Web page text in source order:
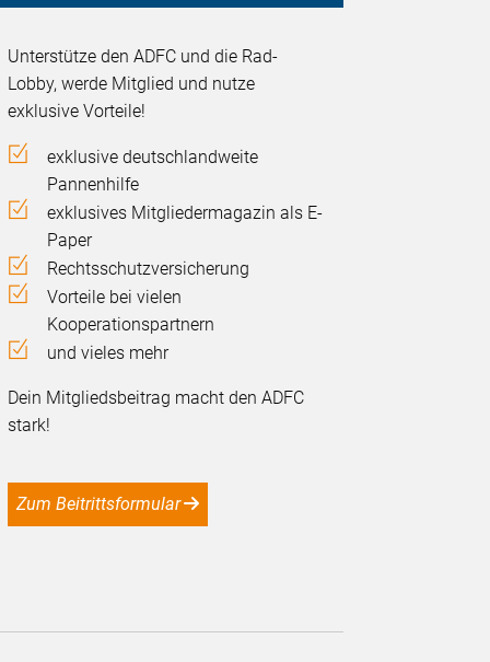
Unterstütze den ADFC und die Rad-
Lobby, werde Mitglied und nutze
exklusive Vorteile!
exklusive deutschlandweite
Pannenhilfe
exklusives Mitgliedermagazin als E-
Paper
Rechtsschutzversicherung
Vorteile bei vielen
Kooperationspartnern
und vieles mehr
Dein Mitgliedsbeitrag macht den ADFC
stark!
Zum Beitrittsformular